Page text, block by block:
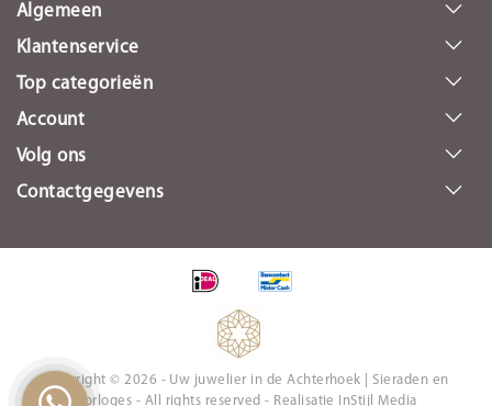
Algemeen
Klantenservice
Top categorieën
Account
Volg ons
Contactgegevens
Copyright © 2026 - Uw juwelier in de Achterhoek | Sieraden en
Horloges - All rights reserved - Realisatie
InStijl Media